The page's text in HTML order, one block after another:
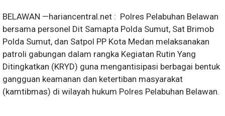
BELAWAN —hariancentral.net : Polres Pelabuhan Belawan
bersama personel Dit Samapta Polda Sumut, Sat Brimob
Polda Sumut, dan Satpol PP Kota Medan melaksanakan
patroli gabungan dalam rangka Kegiatan Rutin Yang
Ditingkatkan (KRYD) guna mengantisipasi berbagai bentuk
gangguan keamanan dan ketertiban masyarakat
(kamtibmas) di wilayah hukum Polres Pelabuhan Belawan.